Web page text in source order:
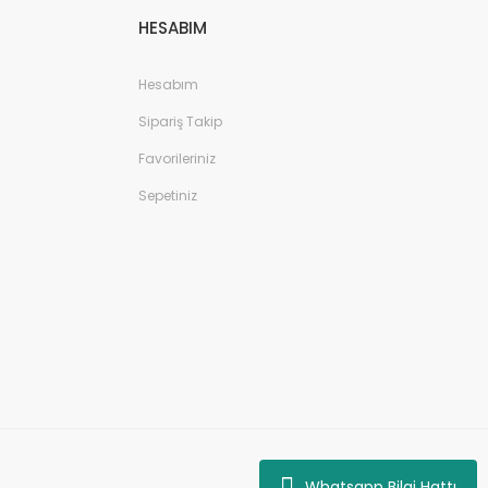
HESABIM
Hesabım
Sipariş Takip
Favorileriniz
Sepetiniz